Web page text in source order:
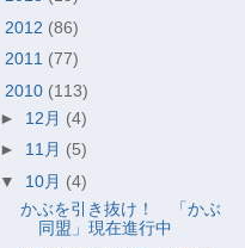
2012 (86)
2011 (77)
2010 (113)
► 12月 (4)
► 11月 (5)
▼ 10月 (4)
かぶを引き抜け！ 「かぶ
同盟」現在進行中